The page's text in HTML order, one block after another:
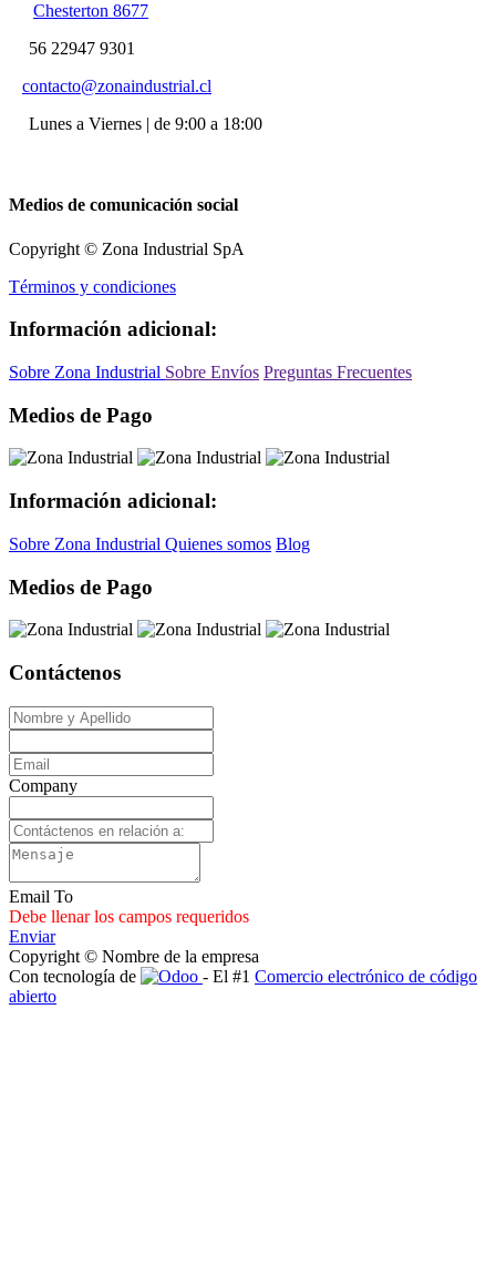
Chesterton 8677
56 22947 9301
contacto@zonaindustrial.cl
Lunes a Viernes | de 9:00 a 18:00
Medios de comunicación social
Copyright © Zona Industrial SpA
Términos y condiciones
Información adicional:
Sobre Zona Industrial Sobre Envíos Preguntas Frecuentes
Medios de Pago
Información adicional:
Sobre Zona Industrial Quienes somos Blog
Medios de Pago
Contáctenos
Company
Email To
Debe llenar los campos requeridos
Enviar
Copyright © Nombre de la empresa
Con tecnología de
- El #1 Comercio electrónico de código
abierto